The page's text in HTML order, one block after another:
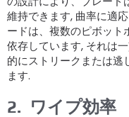
維持できます, 曲率に適
ードは、複数のピボット
依存しています, それは
的にストリークまたは逃
ます.
2. ワイプ効率